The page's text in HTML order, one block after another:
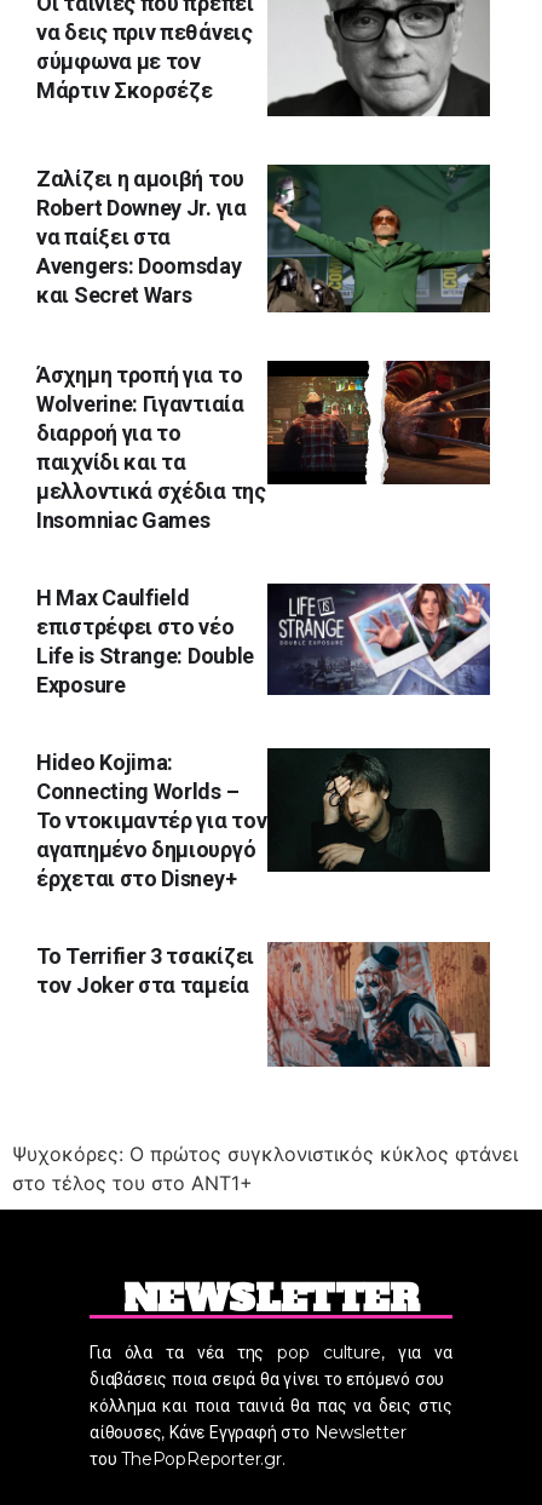
να δεις πριν πεθάνεις
σύμφωνα με τον
Μάρτιν Σκορσέζε
Ζαλίζει η αμοιβή του
Robert Downey Jr. για
να παίξει στα
Avengers: Doomsday
και Secret Wars
Άσχημη τροπή για το
Wolverine: Γιγαντιαία
διαρροή για το
παιχνίδι και τα
μελλοντικά σχέδια της
Insomniac Games
Η Max Caulfield
επιστρέφει στο νέο
Life is Strange: Double
Exposure
Hideo Kojima:
Connecting Worlds –
Το ντοκιμαντέρ για τον
αγαπημένο δημιουργό
έρχεται στο Disney+
To Terrifier 3 τσακίζει
τον Joker στα ταμεία
Ψυχοκόρες: Ο πρώτος συγκλονιστικός κύκλος φτάνει
στο τέλος του στο ΑΝΤ1+
NEWSLETTER
Για όλα τα νέα της pop culture, για να
διαβάσεις ποια σειρά θα γίνει το επόμενό σου
κόλλημα και ποια ταινιά θα πας να δεις στις
αίθουσες, Κάνε Εγγραφή στο Newsletter
του ThePopReporter.gr.